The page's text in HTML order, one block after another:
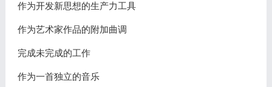
作为开发新思想的生产力工具
作为艺术家作品的附加曲调
完成未完成的工作
作为一首独立的音乐